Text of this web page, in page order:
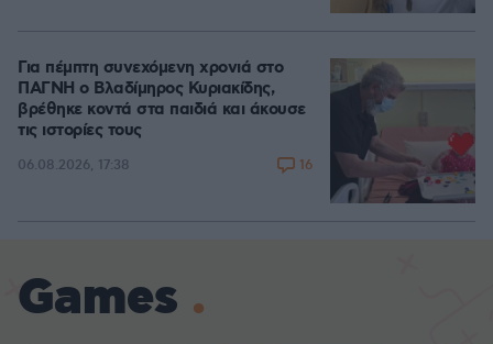
Για πέμπτη συνεχόμενη χρονιά στο
ΠΑΓΝΗ ο Βλαδίμηρος Κυριακίδης,
βρέθηκε κοντά στα παιδιά και άκουσε
τις ιστορίες τους
06.08.2026, 17:38 16
Games